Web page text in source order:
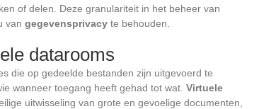
of delen. Deze granulariteit in het beheer van
van gegevensprivacy te behouden.
datarooms
die op gedeelde bestanden zijn uitgevoerd te
wanneer toegang heeft gehad tot wat. Virtuele
uitwisseling van grote en gevoelige documenten,